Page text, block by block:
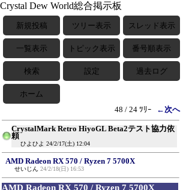
Crystal Dew World総合掲示板
新規投稿 ツリー表示 スレッド表示
一覧表示 トピック表示 番号順表示
検索 設定 過去ログ
ホーム
48 / 24 ﾂﾘｰ
←次へ
CrystalMark Retro HiyoGL Beta2テスト協力依
頼
ひよひよ 24/2/17(土) 12:04
AMD Radeon RX 570 / Ryzen 7 5700X
せいじん 24/2/18(日) 16:53
AMD Radeon RX 570 / Ryzen 7 5700X